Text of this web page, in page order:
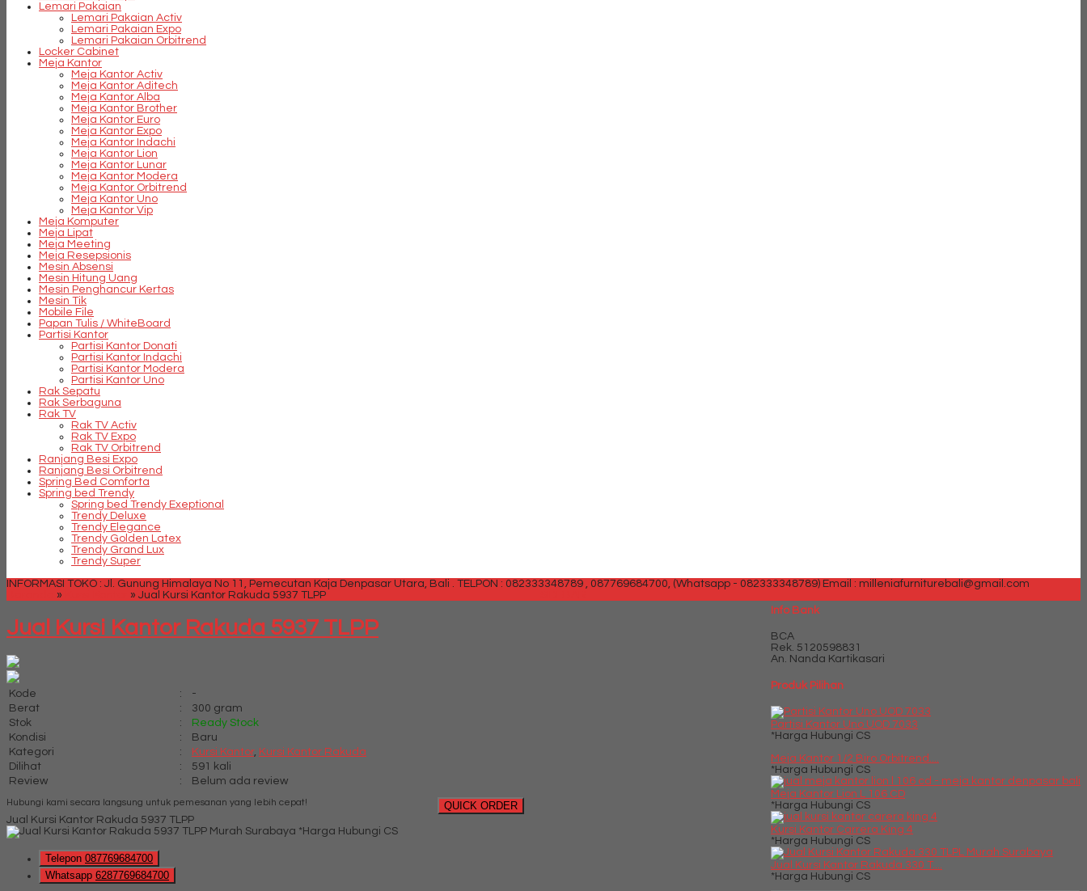
Lemari Pakaian
Lemari Pakaian Activ
Lemari Pakaian Expo
Lemari Pakaian Orbitrend
Locker Cabinet
Meja Kantor
Meja Kantor Activ
Meja Kantor Aditech
Meja Kantor Alba
Meja Kantor Brother
Meja Kantor Euro
Meja Kantor Expo
Meja Kantor Indachi
Meja Kantor Lion
Meja Kantor Lunar
Meja Kantor Modera
Meja Kantor Orbitrend
Meja Kantor Uno
Meja Kantor Vip
Meja Komputer
Meja Lipat
Meja Meeting
Meja Resepsionis
Mesin Absensi
Mesin Hitung Uang
Mesin Penghancur Kertas
Mesin Tik
Mobile File
Papan Tulis / WhiteBoard
Partisi Kantor
Partisi Kantor Donati
Partisi Kantor Indachi
Partisi Kantor Modera
Partisi Kantor Uno
Rak Sepatu
Rak Serbaguna
Rak TV
Rak TV Activ
Rak TV Expo
Rak TV Orbitrend
Ranjang Besi Expo
Ranjang Besi Orbitrend
Spring Bed Comforta
Spring bed Trendy
Spring bed Trendy Exeptional
Trendy Deluxe
Trendy Elegance
Trendy Golden Latex
Trendy Grand Lux
Trendy Super
INFORMASI TOKO : Jl. Gunung Himalaya No 11, Pemecutan Kaja Denpasar Utara, Bali . TELPON : 082333348789 , 087769684700, (Whatsapp - 082333348789) Email : milleniafurniturebali@gmail.com
» » Jual Kursi Kantor Rakuda 5937 TLPP
Jual Kursi Kantor Rakuda 5937 TLPP
Kode :
-
Berat
:
300 gram
Stok
:
Ready Stock
Kondisi
:
Baru
Kategori
: Kursi Kantor, Kursi Kantor Rakuda
Dilihat
:
591 kali
Review
: Belum ada review
QUICK ORDER
Hubungi kami secara langsung untuk pemesanan yang lebih cepat!
Jual Kursi Kantor Rakuda 5937 TLPP
*Harga Hubungi CS
Telepon 087769684700
Whatsapp 6287769684700
Info Bank
BCA
Rek. 5120598831
An. Nanda Kartikasari
Produk Pilihan
Partisi Kantor Uno UOD 7033
*Harga Hubungi CS
Meja Kantor 1/2 Biro Orbitrend....
*Harga Hubungi CS
Meja Kantor Lion L 106 CD
*Harga Hubungi CS
Kursi Kantor Carrera King 4
*Harga Hubungi CS
Jual Kursi Kantor Rakuda 330 T....
*Harga Hubungi CS